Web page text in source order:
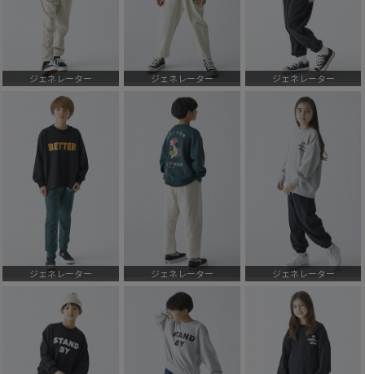
ジェネレーター ジェネレーター ジェネレーター
ジェネレーター ジェネレーター ジェネレーター